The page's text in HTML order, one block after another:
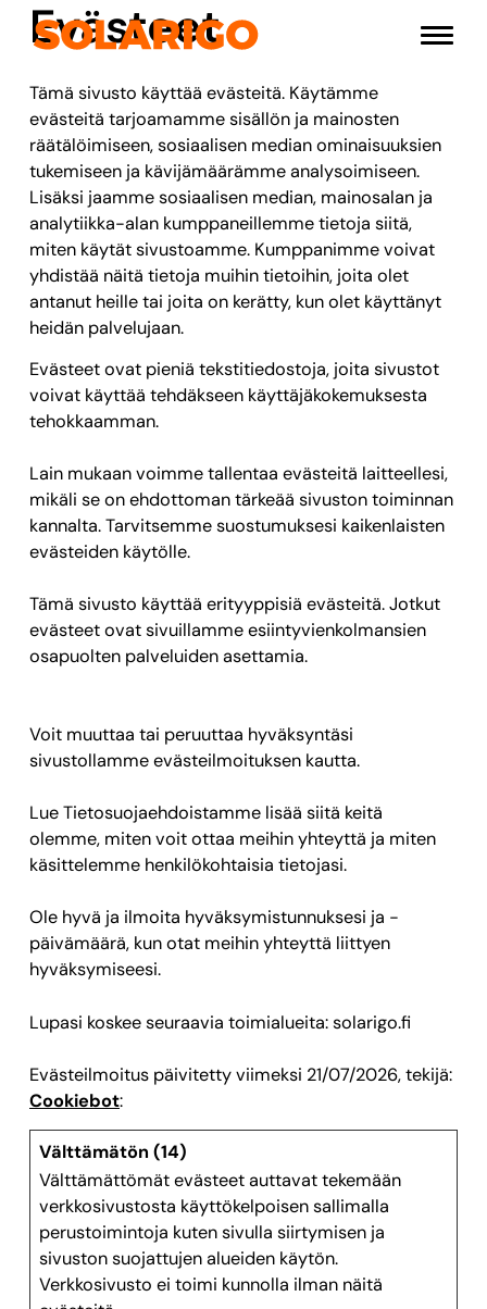
Siirry
sisältöön
Solarigo
Evästeet
Tämä sivusto käyttää evästeitä. Käytämme
evästeitä tarjoamamme sisällön ja mainosten
räätälöimiseen, sosiaalisen median ominaisuuksien
tukemiseen ja kävijämäärämme analysoimiseen.
Lisäksi jaamme sosiaalisen median, mainosalan ja
analytiikka-alan kumppaneillemme tietoja siitä,
miten käytät sivustoamme. Kumppanimme voivat
yhdistää näitä tietoja muihin tietoihin, joita olet
antanut heille tai joita on kerätty, kun olet käyttänyt
heidän palvelujaan.
Evästeet ovat pieniä tekstitiedostoja, joita sivustot
voivat käyttää tehdäkseen käyttäjäkokemuksesta
tehokkaamman.
Lain mukaan voimme tallentaa evästeitä laitteellesi,
mikäli se on ehdottoman tärkeää sivuston toiminnan
kannalta. Tarvitsemme suostumuksesi kaikenlaisten
evästeiden käytölle.
Tämä sivusto käyttää erityyppisiä evästeitä. Jotkut
evästeet ovat sivuillamme esiintyvienkolmansien
osapuolten palveluiden asettamia.
Voit muuttaa tai peruuttaa hyväksyntäsi
sivustollamme evästeilmoituksen kautta.
Lue Tietosuojaehdoistamme lisää siitä keitä
olemme, miten voit ottaa meihin yhteyttä ja miten
käsittelemme henkilökohtaisia tietojasi.
Ole hyvä ja ilmoita hyväksymistunnuksesi ja -
päivämäärä, kun otat meihin yhteyttä liittyen
hyväksymiseesi.
Lupasi koskee seuraavia toimialueita: solarigo.fi
Evästeilmoitus päivitetty viimeksi 21/07/2026, tekijä:
Cookiebot:
Välttämätön (14)
Välttämättömät evästeet auttavat tekemään
verkkosivustosta käyttökelpoisen sallimalla
perustoimintoja kuten sivulla siirtymisen ja
sivuston suojattujen alueiden käytön.
Verkkosivusto ei toimi kunnolla ilman näitä